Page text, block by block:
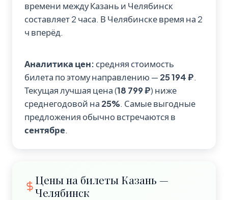
времени между Казань и Челябинск
составляет 2 часа. В Челябинске время на 2
ч вперёд.
Аналитика цен: средняя стоимость
билета по этому направлению — 25 194 ₽.
Текущая лучшая цена (18 799 ₽) ниже
среднегодовой на 25%. Самые выгодные
предложения обычно встречаются в
сентябре.
Цены на билеты Казань —
Челябинск